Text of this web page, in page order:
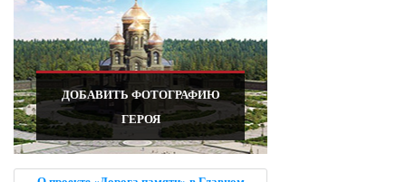
ДОБАВИТЬ ФОТОГРАФИЮ
ГЕРОЯ